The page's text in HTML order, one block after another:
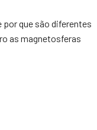
por que são diferentes
as magnetosferas